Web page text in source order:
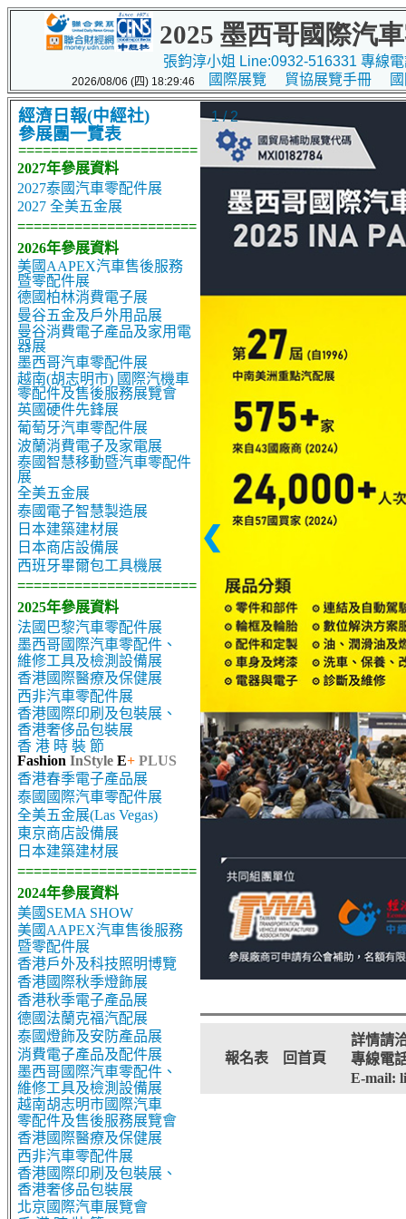
2025 墨西哥國際汽
張鈞淳小姐 Line:0932-516331 專線
2026/08/06 (四) 18:29:46 國際展覽 貿協展覽手冊
經濟日報(中經社)
參展團一覽表
======================
2027年參展資料
2027泰國汽車零配件展
2027 全美五金展
======================
2026年參展資料
美國AAPEX汽車售後服務
暨零配件展
德國柏林消費電子展
曼谷五金及戶外用品展
曼谷消費電子產品及家用電
器展
墨西哥汽車零配件展
越南(胡志明市) 國際汽機車
零配件及售後服務展覽會
英國硬件先鋒展
葡萄牙汽車零配件展
波蘭消費電子及家電展
泰國智慧移動暨汽車零配件
展
全美五金展
泰國電子智慧製造展
日本建築建材展
日本商店設備展
西班牙畢爾包工具機展
======================
2025年參展資料
法國巴黎汽車零配件展
墨西哥國際汽車零配件、
維修工具及檢測設備展
香港國際醫療及保健展
西非汽車零配件展
香港國際印刷及包裝展、
香港奢侈品包裝展
香 港 時 裝 節
Fashion InStyle E+ PLUS
香港春季電子產品展
泰國國際汽車零配件展
全美五金展(Las Vegas)
東京商店設備展
日本建築建材展
======================
2024年參展資料
美國SEMA SHOW
美國AAPEX汽車售後服務
暨零配件展
香港戶外及科技照明博覽
香港國際秋季燈飾展
香港秋季電子產品展
德國法蘭克福汽配展
泰國燈飾及安防產品展
消費電子產品及配件展
墨西哥國際汽車零配件、
維修工具及檢測設備展
越南胡志明市國際汽車
零配件及售後服務展覽會
香港國際醫療及保健展
西非汽車零配件展
香港國際印刷及包裝展、
香港奢侈品包裝展
北京國際汽車展覽會
1 / 2
❮
報名表 回首頁
詳情請
專線電
E-mail: